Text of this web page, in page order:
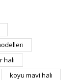
halı
koyu mavi halı